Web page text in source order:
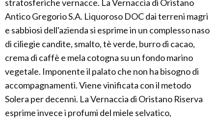
stratosferiche vernacce. La Vernaccia di Oristano
Antico Gregorio S.A. Liquoroso DOC dai terreni magri
e sabbiosi dell'azienda si esprime in un complesso naso
di ciliegie candite, smalto, tè verde, burro di cacao,
crema di caffè e mela cotogna su un fondo marino
vegetale. Imponente il palato che non ha bisogno di
accompagnamenti. Viene vinificata con il metodo
Solera per decenni. La Vernaccia di Oristano Riserva
esprime invece i profumi del miele selvatico,